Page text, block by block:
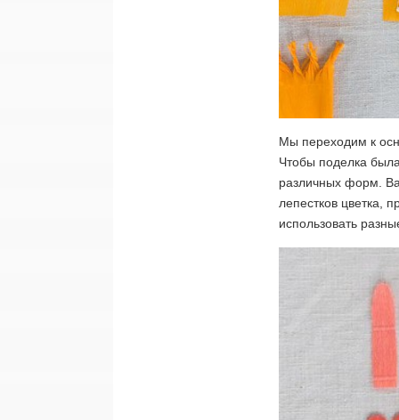
Мы переходим к
Чтобы поделка
различных форм.
лепестков цветка,
использовать